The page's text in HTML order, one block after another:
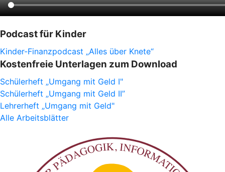
Podcast für Kinder
Kinder-Finanzpodcast „Alles über Knete“
Kostenfreie Unterlagen zum Download
Schülerheft „Umgang mit Geld I"
Schülerheft „Umgang mit Geld II”
Lehrerheft „Umgang mit Geld"
Alle Arbeitsblätter